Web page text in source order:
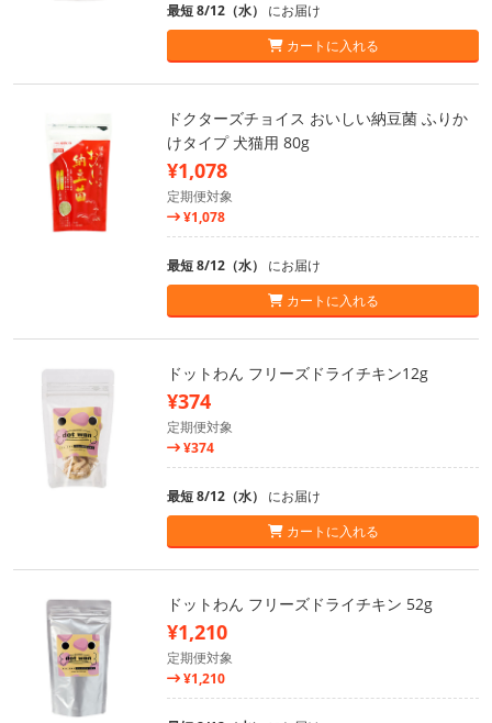
最短 8/12（水） にお届け
カートに入れる
ドクターズチョイス おいしい納豆菌 ふりか
けタイプ 犬猫用 80g
¥1,078
定期便対象
¥1,078
最短 8/12（水） にお届け
カートに入れる
ドットわん フリーズドライチキン12g
¥374
定期便対象
¥374
最短 8/12（水） にお届け
カートに入れる
ドットわん フリーズドライチキン 52g
¥1,210
定期便対象
¥1,210